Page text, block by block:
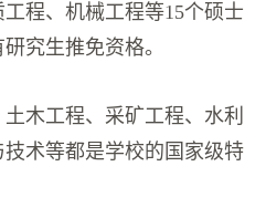
程、机械工程等15个硕士
究生推免资格。
木工程、采矿工程、水利
术等都是学校的国家级特